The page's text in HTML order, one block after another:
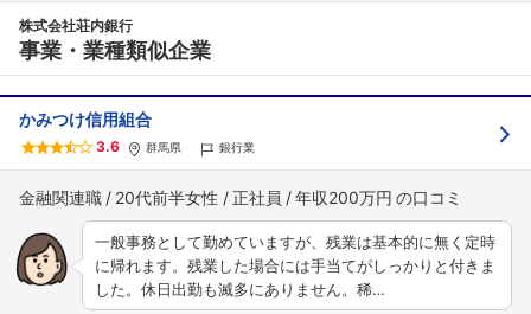
株式会社荘内銀行
事業・業種類似企業
かみつけ信用組合
3.6 群馬県 銀行業
金融関連職 20代前半女性 正社員 年収200万円
一般事務として勤めていますが、残業は基本的に無く定時
に帰れます。残業した場合には手当てがしっかりと付きま
した。休日出勤も滅多にありません。稀…